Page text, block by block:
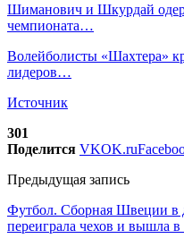
Шиманович и Шкурдай
чемпионата…
Волейболисты «Шахтера»
лидеров…
Источник
301
Поделится VKOK.ru
Предыдущая запись
Футбол. Сборная Швеции в
переиграла чехов и вышла